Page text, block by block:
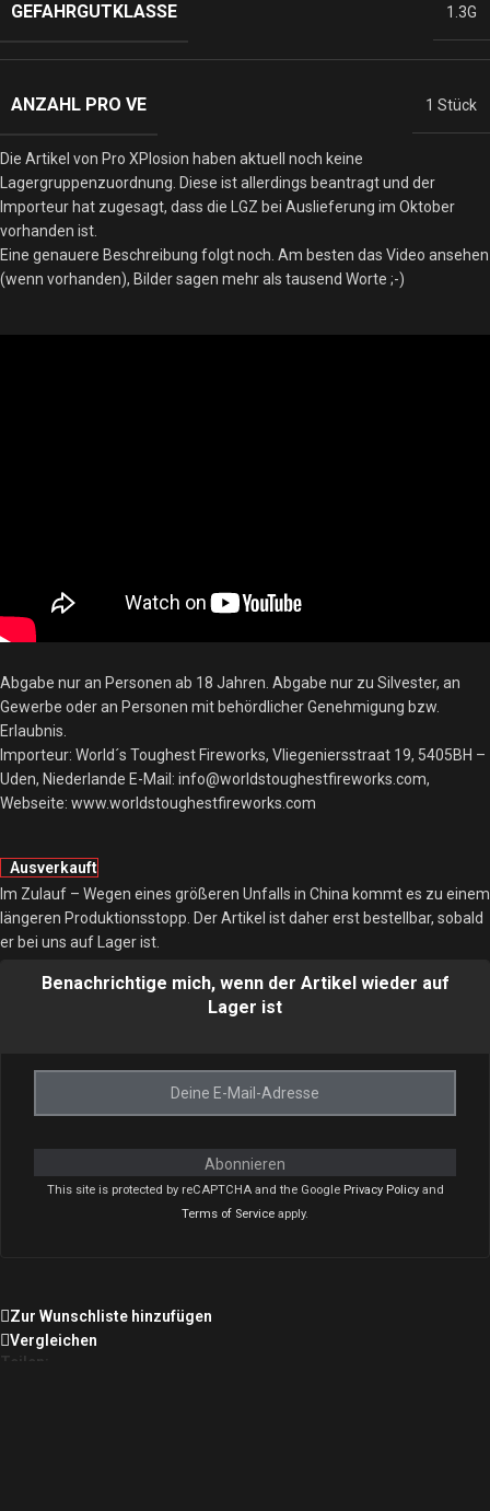
GEFAHRGUTKLASSE 1.3G
ANZAHL PRO VE 1 Stück
Die Artikel von Pro XPlosion haben aktuell noch keine
Lagergruppenzuordnung. Diese ist allerdings beantragt und der
Importeur hat zugesagt, dass die LGZ bei Auslieferung im Oktober
vorhanden ist.
Eine genauere Beschreibung folgt noch. Am besten das Video ansehen
(wenn vorhanden), Bilder sagen mehr als tausend Worte ;-)
Abgabe nur an Personen ab 18 Jahren. Abgabe nur zu Silvester, an
Gewerbe oder an Personen mit behördlicher Genehmigung bzw.
Erlaubnis.
Importeur: World´s Toughest Fireworks, Vliegeniersstraat 19, 5405BH –
Uden, Niederlande E-Mail: info@worldstoughestfireworks.com,
Webseite: www.worldstoughestfireworks.com
Ausverkauft
Im Zulauf – Wegen eines größeren Unfalls in China kommt es zu einem
längeren Produktionsstopp. Der Artikel ist daher erst bestellbar, sobald
er bei uns auf Lager ist.
Benachrichtige mich, wenn der Artikel wieder auf
Lager ist
Abonnieren
This site is protected by reCAPTCHA and the Google Privacy Policy and
Terms of Service apply.
Zur Wunschliste hinzufügen
Vergleichen
Teilen: